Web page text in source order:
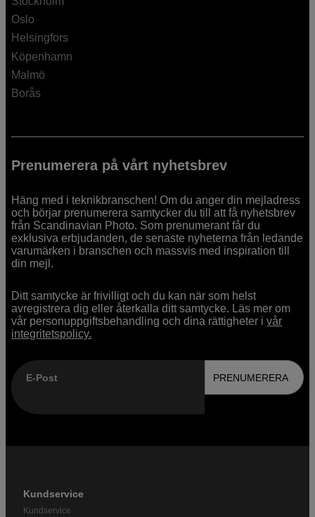
Oslo
Helsingfors
Köpenhamn
Malmö
Borås
Prenumerera på vårt nyhetsbrev
Häng med i teknikbranschen! Om du anger din mejladress
och börjar prenumerera samtycker du till att få nyhetsbrev
från Scandinavian Photo. Som prenumerant får du
exklusiva erbjudanden, de senaste nyheterna från ledande
varumärken i branschen och massvis med inspiration till
din mejl.
Ditt samtycke är frivilligt och du kan när som helst
avregistrera dig eller återkalla ditt samtycke. Läs mer om
vår personuppgiftsbehandling och dina rättigheter ivår
integritetspolicy.
E-Post PRENUMERERA
Kundservice
Kundservice